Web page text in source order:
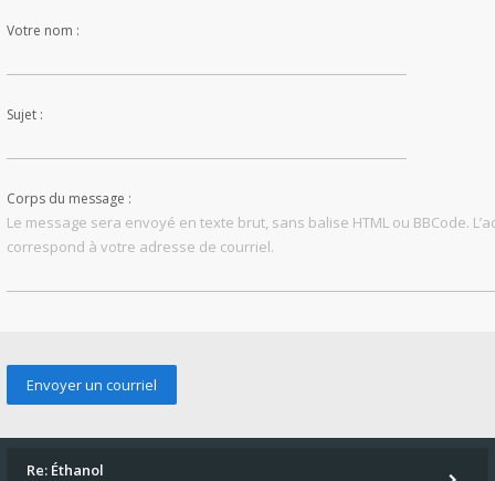
Votre nom :
Sujet :
Corps du message :
Le message sera envoyé en texte brut, sans balise HTML ou BBCode.
correspond à votre adresse de courriel.
Re: Éthanol